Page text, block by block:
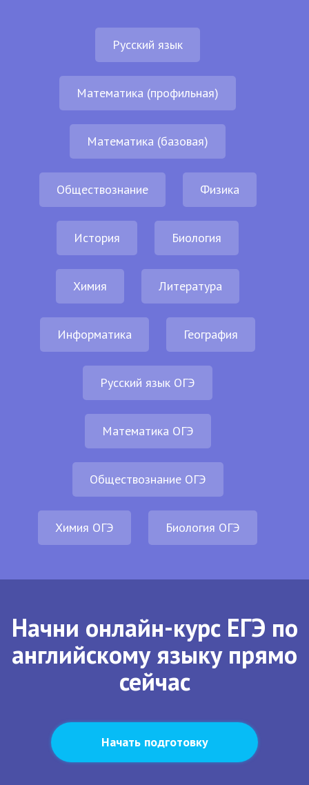
Русский язык
Математика (профильная)
Математика (базовая)
Обществознание Физика
История Биология
Химия Литература
Информатика География
Русский язык ОГЭ
Математика ОГЭ
Обществознание ОГЭ
Химия ОГЭ Биология ОГЭ
Начни онлайн-курс ЕГЭ по
английскому языку прямо
сейчас
Начать подготовку